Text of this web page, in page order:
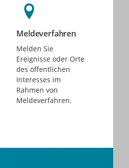
Meldeverfahren
Beteiligungen
Melden Sie
Ereignisse oder Orte
des öffentlichen
Interesses im
Rahmen von
Meldeverfahren.